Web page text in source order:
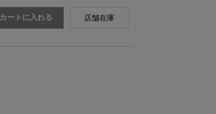
カートに入れる 店舗在庫